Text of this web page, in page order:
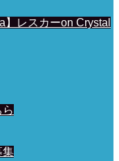
レスカーon Crystal
集